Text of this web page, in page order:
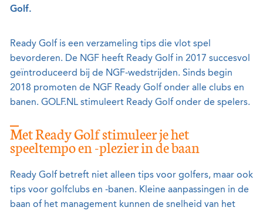
Golf.
Ready Golf is een verzameling tips die vlot spel
bevorderen. De NGF heeft Ready Golf in 2017 succesvol
geïntroduceerd bij de NGF-wedstrijden. Sinds begin
2018 promoten de NGF Ready Golf onder alle clubs en
banen. GOLF.NL stimuleert Ready Golf onder de spelers.
Met Ready Golf stimuleer je het
speeltempo en -plezier in de baan
Ready Golf betreft niet alleen tips voor golfers, maar ook
tips voor golfclubs en -banen. Kleine aanpassingen in de
baan of het management kunnen de snelheid van het